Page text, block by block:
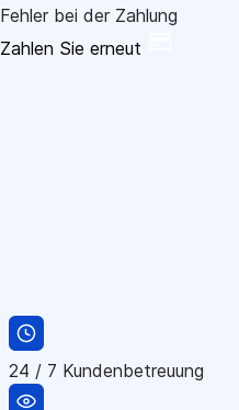
Fehler bei der Zahlung
Zahlen Sie erneut
24 / 7 Kundenbetreuung